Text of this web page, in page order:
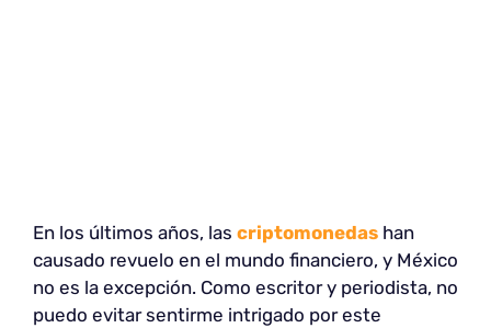
En los últimos años, las criptomonedas han
causado revuelo en el mundo financiero, y México
no es la excepción. Como escritor y periodista, no
puedo evitar sentirme intrigado por este